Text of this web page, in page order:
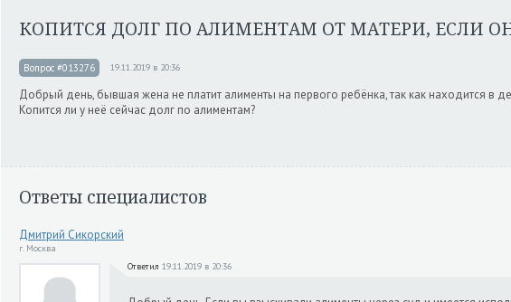
КОПИТСЯ ДОЛГ ПО АЛИМЕНТАМ ОТ МАТЕРИ, ЕСЛИ
Вопрос #013276 19.11.2019 в 20:36
Добрый день, бывшая жена не платит алименты на первого ребёнка, так как находится в
Копится ли у неё сейчас долг по алиментам?
Ответы специалистов
Дмитрий Сикорский
г. Москва
Ответил 19.11.2019 в 20:36